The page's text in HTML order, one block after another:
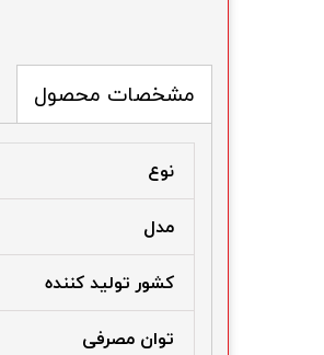
مشخصات محصول
نوع
مدل
کشور تولید کننده
توان مصرفی